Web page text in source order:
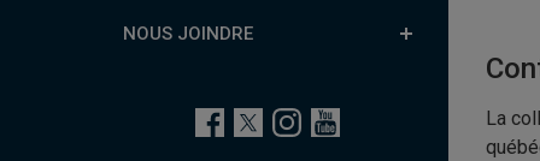
NOUS JOINDRE
La